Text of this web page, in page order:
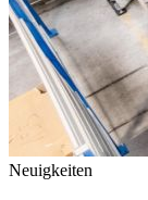
Neuigkeiten